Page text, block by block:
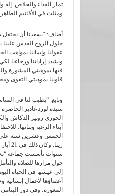
ثمار الفداء والخلاص. إله
ومثلث في الأقانيم
أضاف: “يسعدنا أن نحتفل
حلول الروح القدس علينا
عقولنا وإيماننا بمواهب
ويشدد إراداتنا ورجاءنا
فيها بموهبتي المشورة
قلوبنا بموهبتي التقوى
وتابع: “يطيب لنا في
سيدة لورد غادير الحاضرة
الخوري روبير الدكاش
أبناء الرعية وبناتها،
الخمس وعشرين سنة على
سنوات تأسست جماعة
حول مزارها للصلاة
إلى عيشها في الحياة
أعضاؤها لأعمال إنسانية
المعوزة، وفي دور